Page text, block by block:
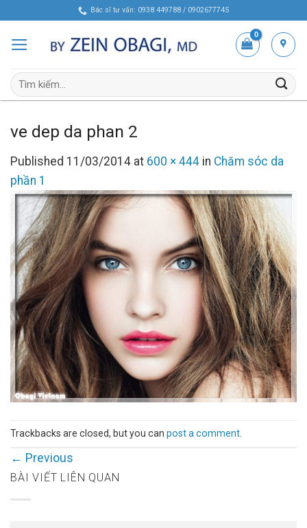
content
Bác sĩ tư vấn: 0938 449788 / 0902677745
Tìm
kiếm:
ve dep da phan 2
Published 11/03/2014 at 600 × 444 in Chăm sóc da
phần 1
Trackbacks are closed, but you can post a comment.
← Previous
BÀI VIẾT LIÊN QUAN